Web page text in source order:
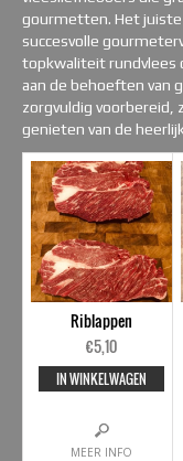
gourmetten. Het juiste
succesvolle
topkwaliteit rundvlees
aan de behoeften van
zorgvuldig voorbereid,
genieten van de
Riblappen
€5,10
IN WINKELWAGEN
MEER INFO